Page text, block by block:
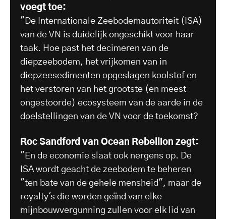
voegt toe:
"De Internationale Zeebodemautoriteit (ISA)
van de VN is duidelijk ongeschikt voor haar
taak. Hoe past het decimeren van de
diepzeebodem, het vrijkomen van in
diepzeesedimenten opgeslagen koolstof en
het verstoren van het grootste (en meest
ongestoorde) ecosysteem van de aarde in de
doelstellingen van de VN voor de toekomst?
Roc Sandford van Ocean Rebellion zegt:
"En de economie slaat ook nergens op. De
ISA wordt geacht de zeebodem te beheren
"ten bate van de gehele mensheid", maar de
royalty's die worden geïnd van elke
mijnbouwvergunning zullen voor elk lid van